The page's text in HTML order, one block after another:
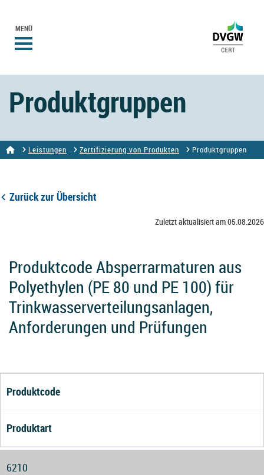
MENÜ
Produktgruppen
Leistungen Zertifizierung von Produkten Produktgruppen
Zurück zur Übersicht
Zuletzt aktualisiert am 05.08.2026
Produktcode Absperrarmaturen aus
Polyethylen (PE 80 und PE 100) für
Trinkwasserverteilungsanlagen,
Anforderungen und Prüfungen
Produktcode
Produktart
6210